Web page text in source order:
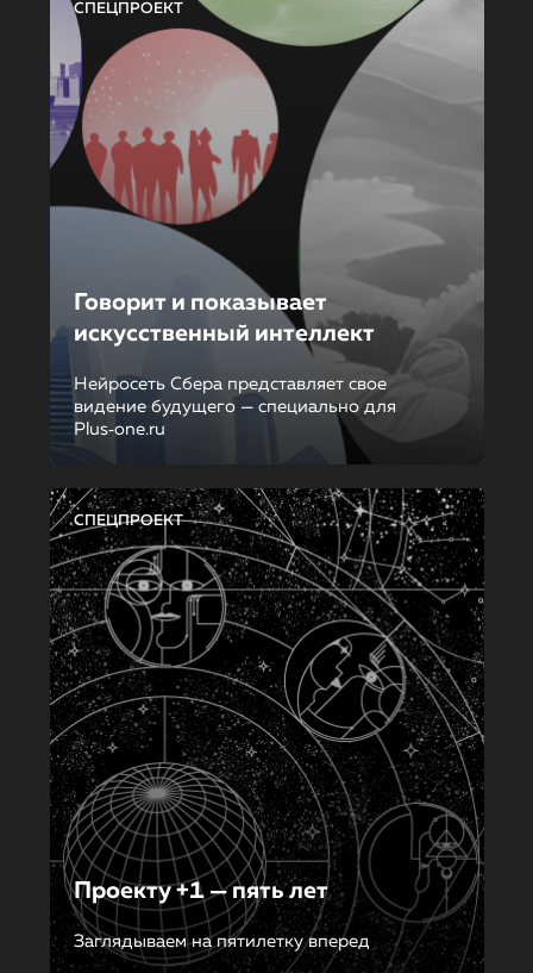
СПЕЦПРОЕКТ
Говорит и показывает
искусственный интеллект
Нейросеть Сбера представляет свое
видение будущего — специально для
Plus‑one.ru
СПЕЦПРОЕКТ
Проекту +1 — пять лет
Заглядываем на пятилетку вперед